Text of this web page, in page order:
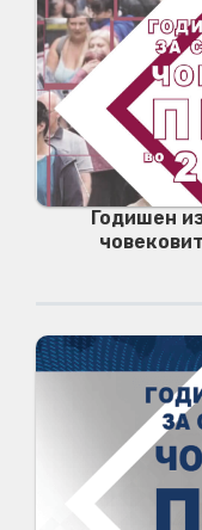
Годишен